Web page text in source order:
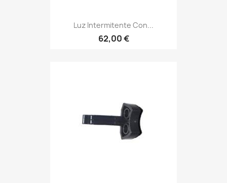
Luz Intermitente Con...
62,00 €